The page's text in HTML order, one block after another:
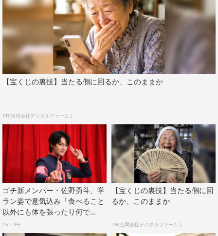
て、食リポするときに「上手い！ 上手い！」って皆さん
が言ってくださるので、それが楽しくて仕方なくて。褒め
られて伸びるタイプなので（笑）。一人でご飯に行って
も、勝手に頭の中で食リポを考えたり、本当にそれが料理
とあっているワードかは僕にはわからないですが、食べた
その時に出てきた言葉・ワードをはめていくのが、ゲーム
◆初めて、金額予想はやってみた感想は？
難しかったです、未知数なので。一番高い料理が出ても、
その料理がいくらか知れるわけではないので。そのホテル
（お店）の平均が分からないので、これが1万円の可能性
もあれば2000円の可能性もあるみたいな……かなり惑わ
されながら予想していましたが、楽しかったです。
◆このメンバーには負けたくなかったとかありましたか？
とにかく勝ちたいです、僕が！
【宝くじの裏技】当たる側に回るか、このままか
PR(合同会社デジタルファーム )
ゴチ新メンバー・佐野勇斗、学
ラン姿で意気込み「食べること
以外にも体を張ったり何で...
TV LIFE
【宝くじの裏技】当たる側に回
るか、このままか
PR(合同会社デジタルファーム )